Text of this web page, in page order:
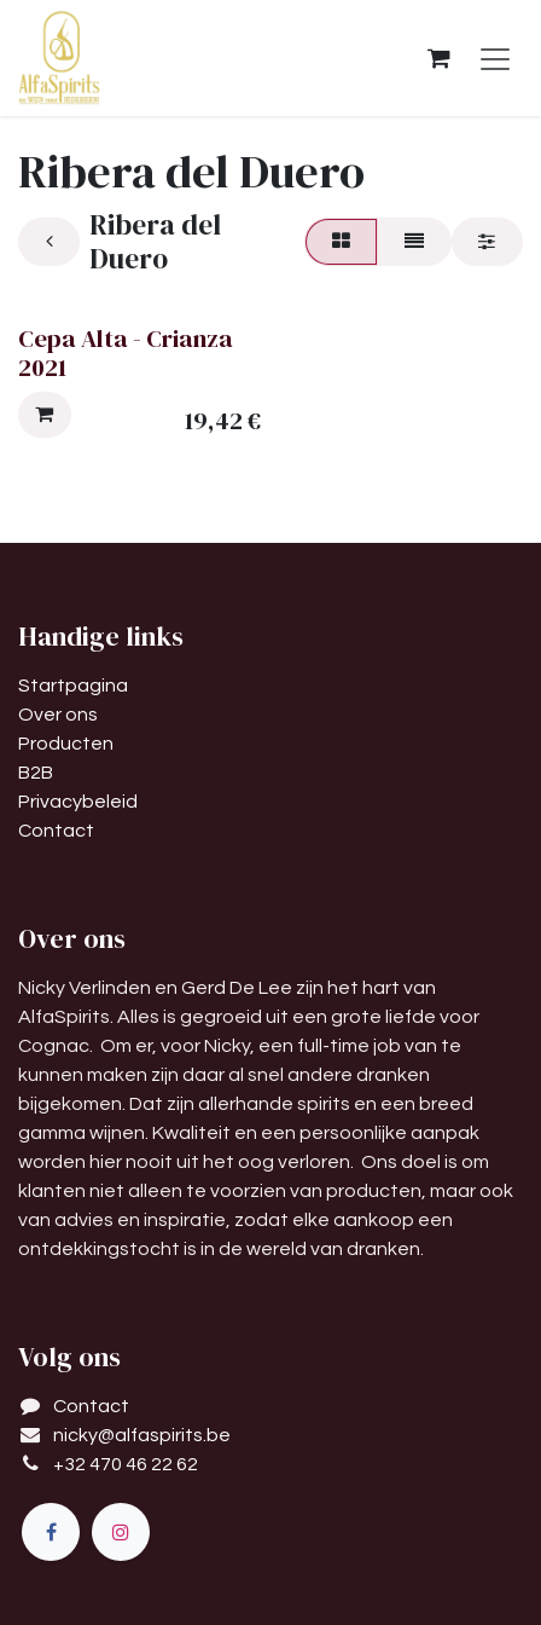
OVERSLAAN NAAR INHOUD
Ribera del Duero
Ribera del
Duero
Cepa Alta - Crianza
2021
19,42€
Handige links
Startpagina
Over ons
Producten
B2B
Privacybeleid
Contact
Over ons
Nicky Verlinden en Gerd De Lee zijn het hart van
AlfaSpirits. Alles is gegroeid uit een grote liefde voor
Cognac. Om er, voor Nicky, een full-time job van te
kunnen maken zijn daar al snel andere dranken
bijgekomen. Dat zijn allerhande spirits en een breed
gamma wijnen. Kwaliteit en een persoonlijke aanpak
worden hier nooit uit het oog verloren. Ons doel is om
klanten niet alleen te voorzien van producten, maar ook
van advies en inspiratie, zodat elke aankoop een
ontdekkingstocht is in de wereld van dranken.
Volg ons
Contact
nicky@alfaspirits.be
+32 470 46 22 62